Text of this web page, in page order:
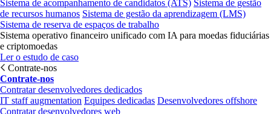
Sistema de acompanhamento de candidatos (ATS) Sistema de gestão
de recursos humanos Sistema de gestão da aprendizagem (LMS)
Sistema de reserva de espaços de trabalho
Sistema operativo financeiro unificado com IA para moedas fiduciárias
e criptomoedas
Ler o estudo de caso
Contrate-nos
Contrate-nos
Contratar desenvolvedores dedicados
IT staff augmentation Equipes dedicadas Desenvolvedores offshore
Contratar desenvolvedores web